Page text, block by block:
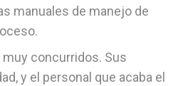
manuales de manejo de
concurridos. Sus
y el personal que acaba el